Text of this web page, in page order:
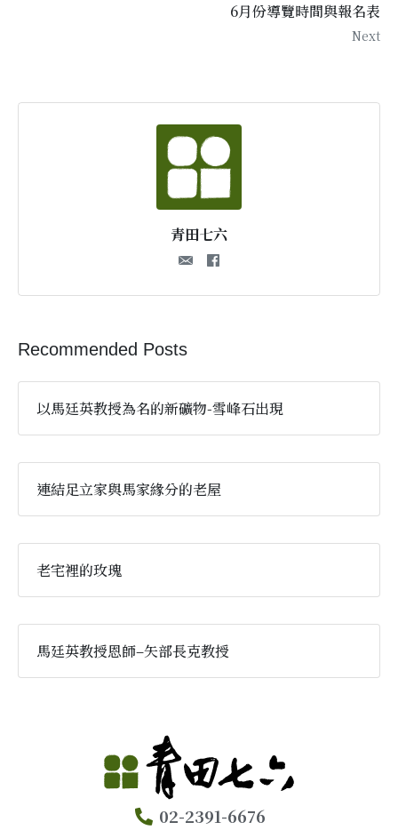
6月份導覽時間與報名表
Next
青田七六
Recommended Posts
以馬廷英教授為名的新礦物-雪峰石出現
連結足立家與馬家緣分的老屋
老宅裡的玫瑰
馬廷英教授恩師–矢部長克教授
02-2391-6676